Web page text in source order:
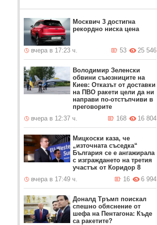
Москвич 3 достигна
рекордно ниска цена
вчера в 17:23 ч. 25 546
53
Володимир Зеленски
обвини съюзниците на
Киев: Отказът от доставки
на ПВО ракети цели да ни
направи по-отстъпчиви в
преговорите
вчера в 12:37 ч.
16 804
168
Мицкоски каза, че
„източната съседка“
България се е ангажирала
с изграждането на третия
участък от Коридор 8
вчера в 17:49 ч.
6 994
16
Доналд Тръмп поискал
спешно обяснение от
шефа на Пентагона: Къде
са ракетите?